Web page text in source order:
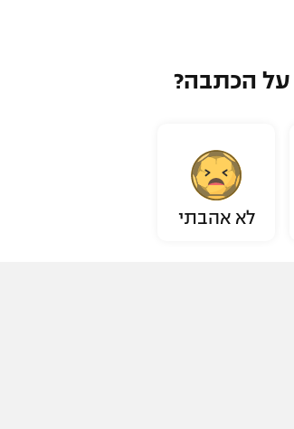
הכתבה?
לא אהבתי